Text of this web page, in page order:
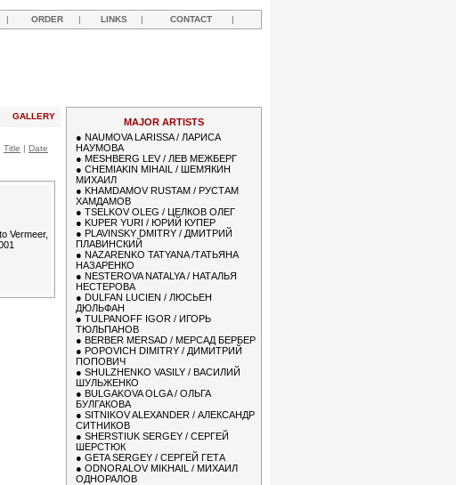
| ORDER | LINKS | CONTACT |
GALLERY
Title | Date
MAJOR ARTISTS
● NAUMOVA LARISSA / ЛАРИСА
НАУМОВА
● MESHBERG LEV / ЛЕВ МЕЖБЕРГ
● CHEMIAKIN MIHAIL / ШЕМЯКИН
МИХАИЛ
● KHAMDAMOV RUSTAM / РУСТАМ
ХАМДАМОВ
● TSELKOV OLEG / ЦЕЛКОВ ОЛЕГ
● KUPER YURI / ЮРИЙ КУПЕР
● PLAVINSKY DMITRY / ДМИТРИЙ
ПЛАВИНСКИЙ
● NAZARENKO TATYANA /ТАТЬЯНА
НАЗАРЕНКО
● NESTEROVA NATALYA / НАТАЛЬЯ
НЕСТЕРОВА
● DULFAN LUCIEN / ЛЮСЬЕН
ДЮЛЬФАН
● TULPANOFF IGOR / ИГОРЬ
ТЮЛЬПАНОВ
● BERBER MERSAD / МЕРСАД БЕРБЕР
● POPOVICH DIMITRY / ДИМИТРИЙ
ПОПОВИЧ
● SHULZHENKO VASILY / ВАСИЛИЙ
ШУЛЬЖЕНКО
● BULGAKOVA OLGA / ОЛЬГА
БУЛГАКОВА
● SITNIKOV ALEXANDER / АЛЕКСАНДР
СИТНИКОВ
● SHERSTIUK SERGEY / СЕРГЕЙ
ШЕРСТЮК
● GETA SERGEY / СЕРГЕЙ ГЕТА
● ODNORALOV MIKHAIL / МИХАИЛ
ОДНОРАЛОВ